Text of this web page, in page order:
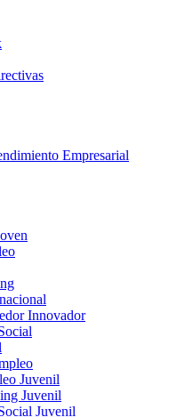
Empresarial
Innovador
Juvenil
Juvenil
Juvenil